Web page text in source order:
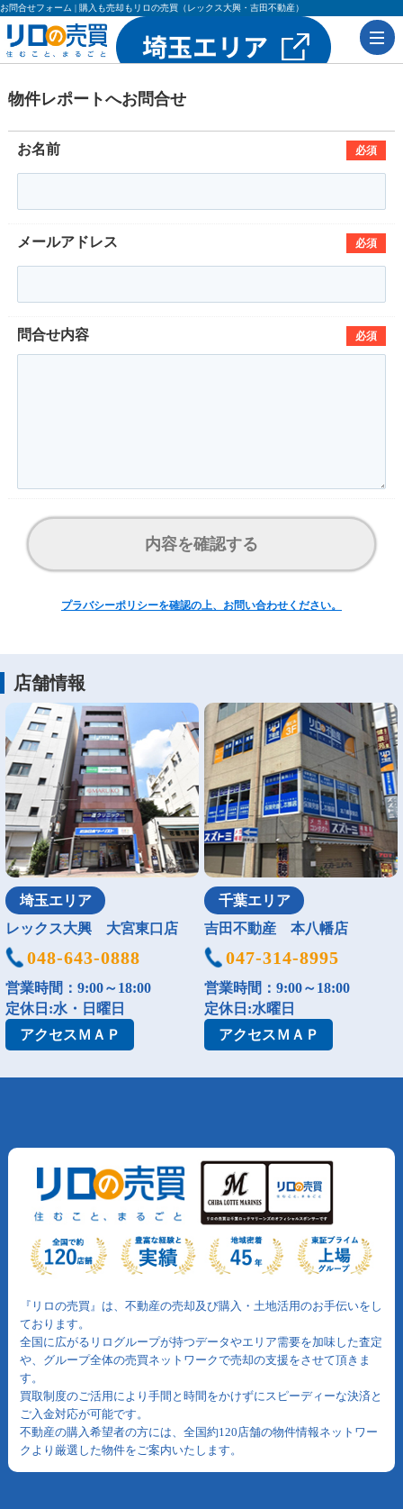
お問合せフォーム | 購入も売却もリロの売買（レックス大興・吉田不動産）
物件レポートへお問合せ
お名前 必須
メールアドレス 必須
問合せ内容 必須
内容を確認する
プラバシーポリシーを確認の上、お問い合わせください。
店舗情報
埼玉エリア
レックス大興 大宮東口店
048-643-0888
営業時間：9:00～18:00
定休日:水・日曜日
アクセスＭＡＰ
千葉エリア
吉田不動産 本八幡店
047-314-8995
営業時間：9:00～18:00
定休日:水曜日
アクセスＭＡＰ
『リロの売買』は、不動産の売却及び購入・土地活用のお手伝いをし
ております。
全国に広がるリログループが持つデータやエリア需要を加味した査定
や、グループ全体の売買ネットワークで売却の支援をさせて頂きま
す。
買取制度のご活用により手間と時間をかけずにスピーディーな決済と
ご入金対応が可能です。
不動産の購入希望者の方には、全国約120店舗の物件情報ネットワー
クより厳選した物件をご案内いたします。